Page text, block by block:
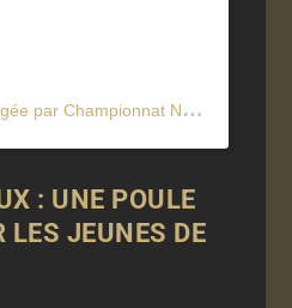
U
ne publication partagée par Championnat National U19 (@u19national)
: UNE POULE
LES JEUNES DE